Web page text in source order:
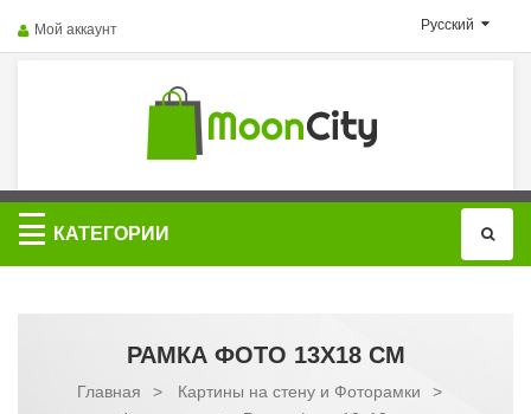
Русский
Мой аккаунт
Категории
КАТЕГОРИИ
РАМКА ФОТО 13X18 СМ
Главная > Картины на стену и Фоторамки
>